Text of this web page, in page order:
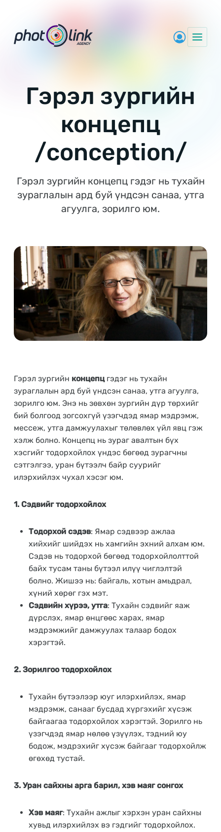
Цахим сургалт
Цаг хугацаа орон зайнаас үл хамааран суралцах боломжтой
цахим сургалт
Танхимын сургалт
Богино хугацаанд цогц мэдлэг олгох 7 хоногийн танхимын
сургалт
Гэрэл зургийн
концепц
/conception/
Гэрэл зургийн концепц гэдэг нь тухайн
зураглалын ард буй үндсэн санаа, утга
агуулга, зорилго юм.
Гэрэл зургийн концепцгэдэг нь тухайн
зураглалын ард буй үндсэн санаа, утга агуулга,
зорилго юм. Энэ нь зөвхөн зургийн дүр төрхийг
бий болгоод зогсохгүй үзэгчдэд ямар мэдрэмж,
мессеж, утга дамжуулахыг төлөвлөх үйл явц гэж
хэлж болно. Концепц нь зураг авалтын бүх
хэсгийг тодорхойлох үндэс бөгөөд зурагчны
сэтгэлгээ, уран бүтээлч байр суурийг
илэрхийлэх чухал хэсэг юм.
1. Сэдвийг тодорхойлох
Тодорхой сэдэв: Ямар сэдвээр ажлаа
хийхийг шийдэх нь хамгийн эхний алхам юм.
Сэдэв нь тодорхой бөгөөд тодорхойлолттой
байх тусам таны бүтээл илүү чиглэлтэй
болно. Жишээ нь: байгаль, хотын амьдрал,
хүний хөрөг гэх мэт.
Сэдвийн хүрээ, утга: Тухайн сэдвийг яаж
дүрслэх, ямар өнцгөөс харах, ямар
мэдрэмжийг дамжуулах талаар бодох
хэрэгтэй.
2. Зорилгоо тодорхойлох
Тухайн бүтээлээр юуг илэрхийлэх, ямар
мэдрэмж, санааг бусдад хүргэхийг хүсэж
байгаагаа тодорхойлох хэрэгтэй. Зорилго нь
үзэгчдэд ямар нөлөө үзүүлэх, тэдний юу
бодож, мэдрэхийг хүсэж байгааг тодорхойлж
өгөхөд тустай.
3. Уран сайхны арга барил, хэв маяг сонгох
Хэв маяг: Тухайн ажлыг хэрхэн уран сайхны
хувьд илэрхийлэх вэ гэдгийг тодорхойлох.